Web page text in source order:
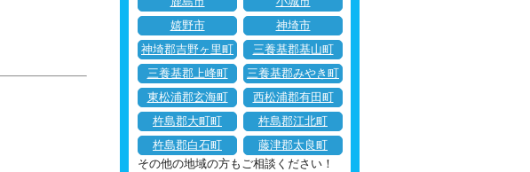
嬉野市
神埼市
神埼郡吉野ヶ里町
三養基郡基山町
三養基郡上峰町
三養基郡みやき町
東松浦郡玄海町
西松浦郡有田町
杵島郡大町町
杵島郡江北町
杵島郡白石町
藤津郡太良町
その他の地域の方もご相談ください！